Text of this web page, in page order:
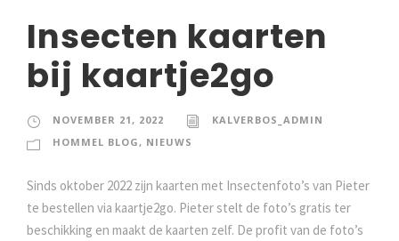
Insecten kaarten
bij kaartje2go
NOVEMBER 21, 2022
KALVERBOS_ADMIN
HOMMEL BLOG, NIEUWS
Sinds oktober 2022 zijn kaarten met Insectenfoto’s van Pieter
te bestellen via kaartje2go. Pieter stelt de foto’s gratis ter
beschikking en maakt de kaarten zelf. De profit van de foto’s